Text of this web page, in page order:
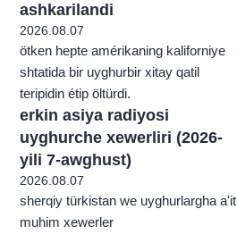
ashkarilandi
2026.08.07
ötken hepte amérikaning kaliforniye
shtatida bir uyghurbir xitay qatil
teripidin étip öltürdi.
erkin asiya radiyosi
uyghurche xewerliri (2026-
yili 7-awghust)
2026.08.07
sherqiy türkistan we uyghurlargha a'it
muhim xewerler